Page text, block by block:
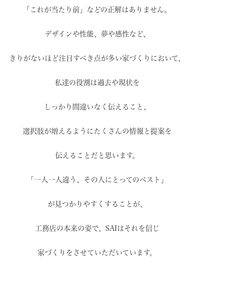
「これが当たり前」などの正解はありません。
デザインや性能、夢や感性など、
きりがないほど注目すべき点が多い家づくりにおいて、
私達の役割は過去や現状を
しっかり間違いなく伝えること、
選択肢が増えるように たくさんの情報と提案を
伝えることだと思います。
「一人一人違う、その人にとってのベスト」
が見つかりやすくすることが、
工務店の本来の姿で、 SAIはそれを信じ
家づくりをさせていただいています。